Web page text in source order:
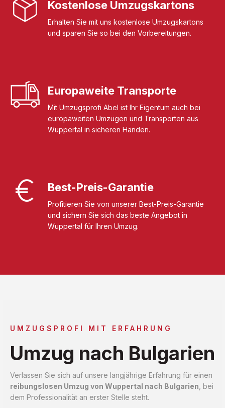
Kostenlose Umzugskartons
Erhalten Sie mit uns kostenlose Umzugskartons
und sparen Sie so bei den Vorbereitungen.
Europaweite Transporte
Mit Umzugsprofi Abel ist Ihr Eigentum auch bei
europaweiten Umzügen und Transporten aus
Wuppertal in sicheren Händen.
Best-Preis-Garantie
Profitieren Sie von unserer Best-Preis-Garantie
und sichern Sie sich das beste Angebot in
Wuppertal für Ihren Umzug.
UMZUGSPROFI MIT ERFAHRUNG
Umzug nach Bulgarien
Verlassen Sie sich auf unsere langjährige Erfahrung für einen
reibungslosen Umzug von Wuppertal nach Bulgarien , bei
dem Professionalität an erster Stelle steht.